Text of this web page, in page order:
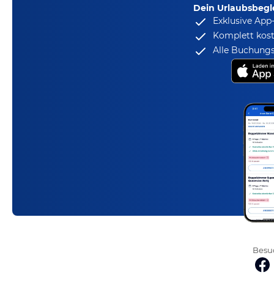
Dein
Exklusive
Komplett
Alle